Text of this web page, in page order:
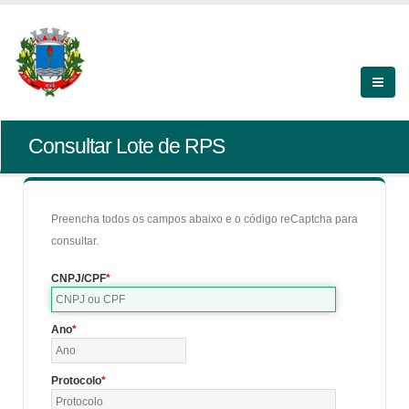
Consultar Lote de RPS
Preencha todos os campos abaixo e o código reCaptcha para
consultar.
CNPJ/CPF
Ano
Protocolo